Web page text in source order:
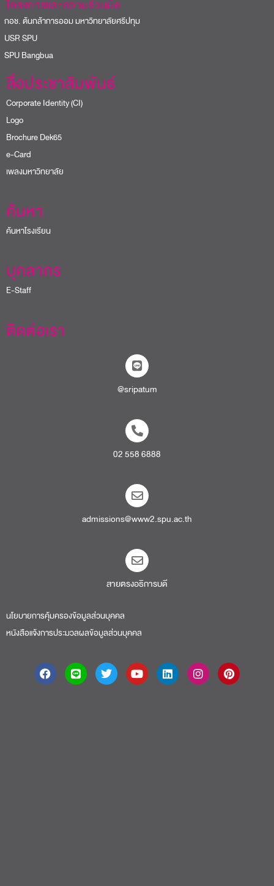
โครงการและความร่วมมือ
ช. ต้นกล้าการออม มหาวิทยาลัยศรีปทุม
SPU
Bangbua
สื่อประชาสัมพันธ์
Corporate Identity (CI)
Logo
Brochure Dek65
e-Card
เพลงมหาวิทยาลัย
ค้นหา
ค้นหาโรงเรียน
บุคลากร
E-Staff
ติดต่อเรา
@sripatum
02 558 6888
admissions@www2.spu.ac.th
สายตรงอธิการบดี​
นโยบายการคุ้มครองข้อมูลส่วนบุคคล
หนังสือแจ้งการประมวลผลข้อมูลส่วนบุคคล